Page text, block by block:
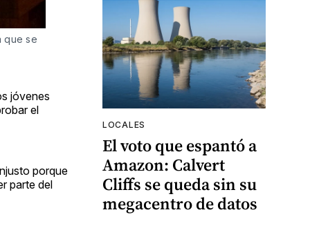
que se
jóvenes
el
porque
parte del
LOCALES
El voto que espantó a
Amazon: Calvert
Cliffs se queda sin su
megacentro de datos